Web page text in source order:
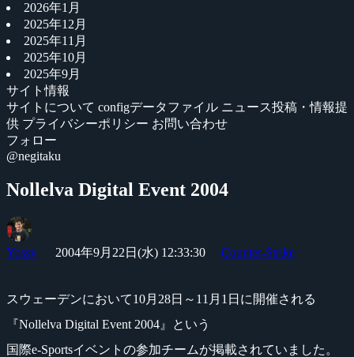
2026年1月
2025年12月
2025年11月
2025年10月
2025年9月
サイト情報
サイトについて configデータファイル ニュース投稿・情報提
供 プライバシーポリシー お問い合わせ
フォロー
@negitaku
Nollelva Digital Event 2004
Yossy 2004年9月22日(水) 12:33:30 Counter-Strike
スウェーデンにおいて10月28日～11月1日に開催される
『Nollelva Digital Event 2004』という
国際e-Sportsイベントの参加チームが掲載されていました。